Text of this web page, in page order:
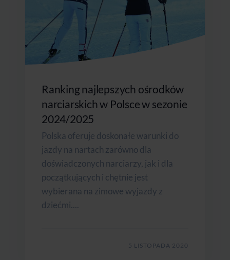
Ranking najlepszych ośrodków
narciarskich w Polsce w sezonie
2024/2025
Polska oferuje doskonałe warunki do
jazdy na nartach zarówno dla
doświadczonych narciarzy, jak i dla
początkujących i chętnie jest
wybierana na zimowe wyjazdy z
dziećmi....
5 LISTOPADA 2020